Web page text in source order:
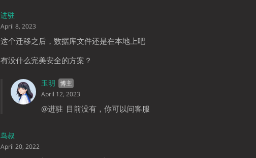
进驻
April 8, 2023
这个迁移之后，数据库文件还是在本地上吧
有没什么完美安全的方案？
玉明
April 12, 2023
@进驻 目前没有，你可以问客服
鸟叔
April 20, 2022